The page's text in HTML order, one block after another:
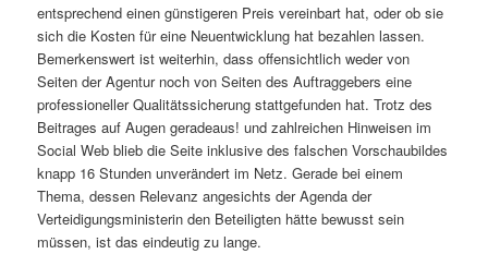
entsprechend einen günstigeren Preis vereinbart hat, oder ob sie
sich die Kosten für eine Neuentwicklung hat bezahlen lassen.
Bemerkenswert ist weiterhin, dass offensichtlich weder von
Seiten der Agentur noch von Seiten des Auftraggebers eine
professioneller Qualitätssicherung stattgefunden hat. Trotz des
Beitrages auf Augen geradeaus! und zahlreichen Hinweisen im
Social Web blieb die Seite inklusive des falschen Vorschaubildes
knapp 16 Stunden unverändert im Netz. Gerade bei einem
Thema, dessen Relevanz angesichts der Agenda der
Verteidigungsministerin den Beteiligten hätte bewusst sein
müssen, ist das eindeutig zu lange.